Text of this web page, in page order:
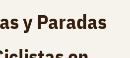
y Paradas